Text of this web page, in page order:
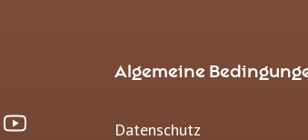
Algemeine
Datenschutz